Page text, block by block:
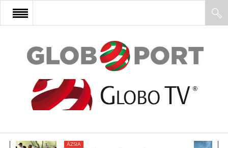
FŐOLDAL
AFRIKA
ÁZSIA